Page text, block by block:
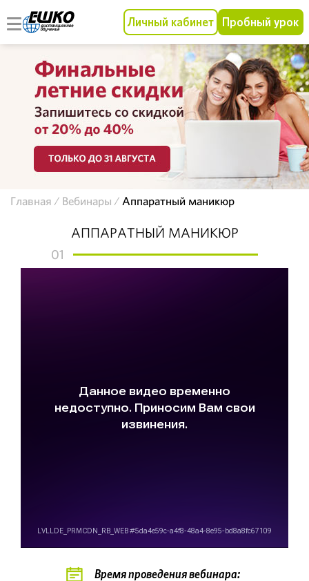
Личный кабинет Пробный урок
Главная Вебинары Аппаратный маникюр
АППАРАТНЫЙ МАНИКЮР
01
Время проведения вебинара: